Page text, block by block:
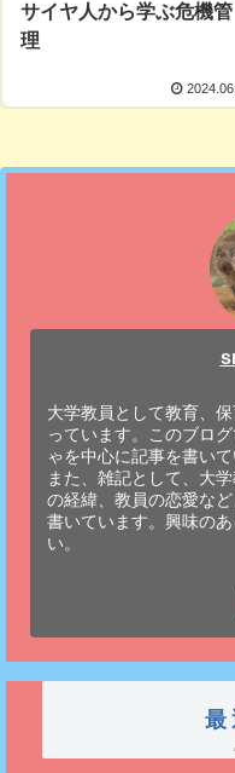
サイヤ人から学ぶ危機管
理
大学教員として教育、
っています。このブロ
ゃを中心に記事を書いて
また、雑記として、大
の経緯、教員の恋愛な
書いています。興味の
い。
最